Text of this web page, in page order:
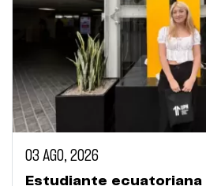
03 AGO, 2026
Estudiante